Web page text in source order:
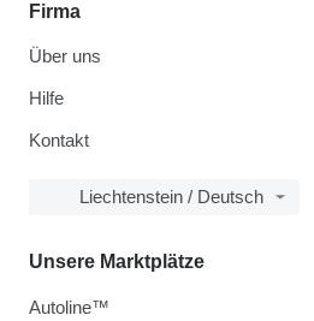
Firma
Über uns
Hilfe
Kontakt
Liechtenstein / Deutsch
Unsere Marktplätze
Autoline™